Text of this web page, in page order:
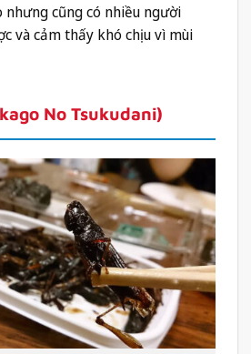
cũng có nhiều người
và cảm thấy khó chịu vì mùi
No Tsukudani)